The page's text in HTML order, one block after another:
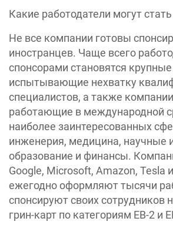
Какие работодатели могут
Не все компании готовы
иностранцев. Чаще всего
спонсорами становятся
испытывающие нехватку
специалистов, а также
работающие в международной
наиболее заинтересованных
инженерия, медицина, научные
образование и финансы.
Google, Microsoft, Amazon, Tesla
ежегодно оформляют тысячи
спонсируют своих сотрудников
грин-карт по категориям EB-2 и